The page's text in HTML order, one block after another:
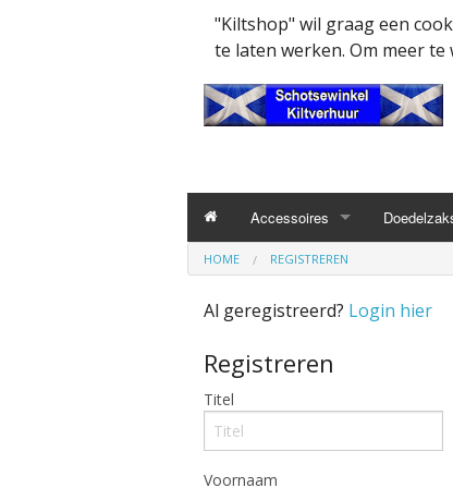
"Kiltshop" wil graag een
te laten werken. Om meer te
Accessoires
Kleding accesssoires
Cap Badges
Collector items en Curiosa
Cap
Wapenschild
Decoratie
Doedelzak - Piper - muziek
HOME REGISTREREN
Al geregistreerd? Login hier
Registreren
Titel
Voornaam